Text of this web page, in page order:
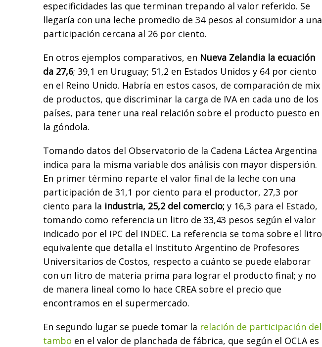
especificidades las que terminan trepando al valor referido. Se
llegaría con una leche promedio de 34 pesos al consumidor a una
participación cercana al 26 por ciento.
En otros ejemplos comparativos, en Nueva Zelandia la ecuación
da 27,6; 39,1 en Uruguay; 51,2 en Estados Unidos y 64 por ciento
en el Reino Unido. Habría en estos casos, de comparación de mix
de productos, que discriminar la carga de IVA en cada uno de los
países, para tener una real relación sobre el producto puesto en
la góndola.
Tomando datos del Observatorio de la Cadena Láctea Argentina
indica para la misma variable dos análisis con mayor dispersión.
En primer término reparte el valor final de la leche con una
participación de 31,1 por ciento para el productor, 27,3 por
ciento para la industria, 25,2 del comercio; y 16,3 para el Estado,
tomando como referencia un litro de 33,43 pesos según el valor
indicado por el IPC del INDEC. La referencia se toma sobre el litro
equivalente que detalla el Instituto Argentino de Profesores
Universitarios de Costos, respecto a cuánto se puede elaborar
con un litro de materia prima para lograr el producto final; y no
de manera lineal como lo hace CREA sobre el precio que
encontramos en el supermercado.
En segundo lugar se puede tomar la relación de participación del
tambo en el valor de planchada de fábrica, que según el OCLA es